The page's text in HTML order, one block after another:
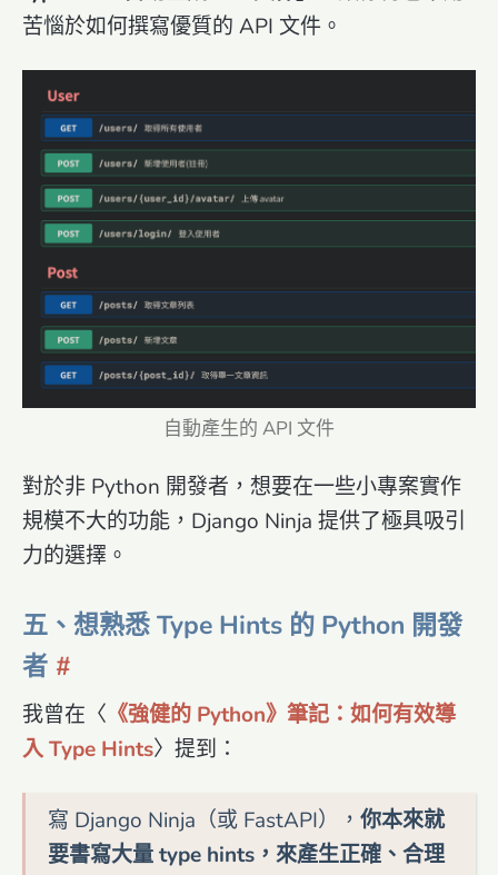
苦惱於如何撰寫優質的 API 文件。
自動產生的 API 文件
對於非 Python 開發者，想要在一些小專案實作
規模不大的功能，Django Ninja 提供了極具吸引
力的選擇。
五、想熟悉 Type Hints 的 Python 開發
者
我曾在〈 《強健的 Python》筆記：如何有效導
入 Type Hints〉提到：
寫 Django Ninja（或 FastAPI）， 你本來就
要書寫大量 type hints，來產生正確、合理